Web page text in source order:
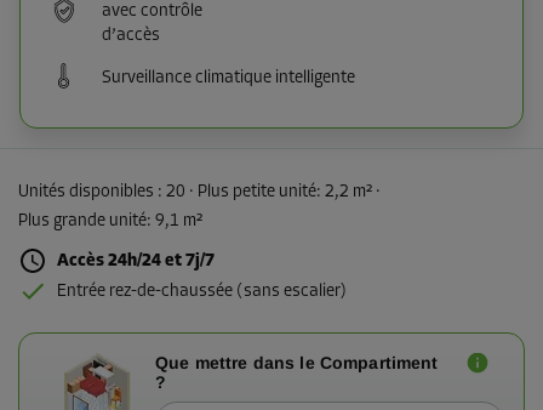
avec contrôle
d’accès
Surveillance climatique intelligente
Unités disponibles : 20 · Plus petite unité: 2,2 m² ·
Plus grande unité: 9,1 m²
Accès 24h/24 et 7j/7
Entrée rez-de-chaussée (sans escalier)
Que mettre dans le Compartiment
?